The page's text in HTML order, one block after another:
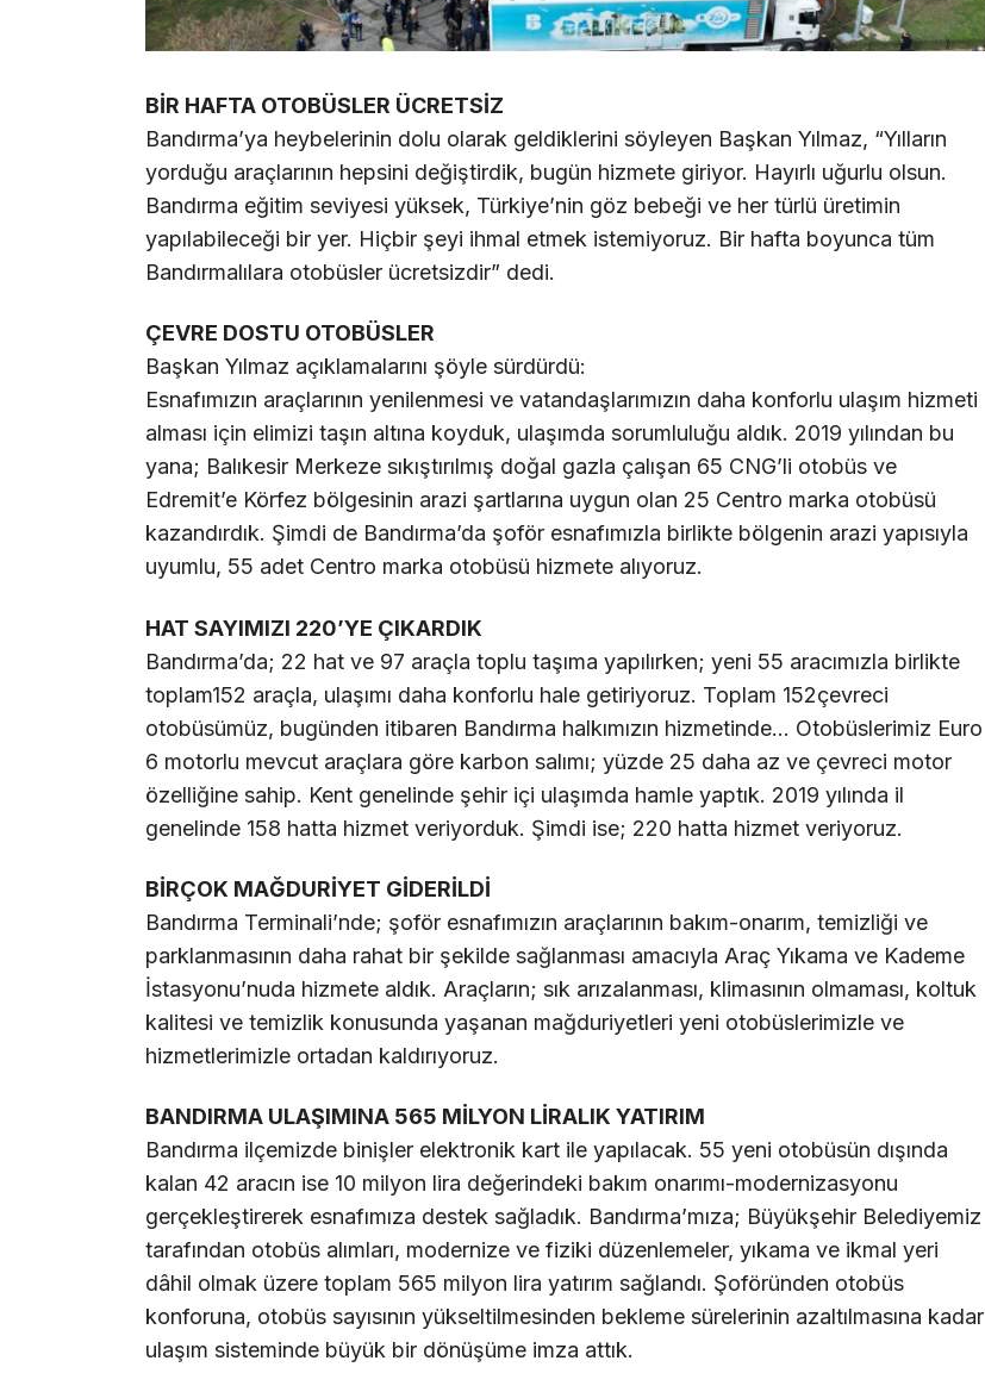
BİR HAFTA OTOBÜSLER ÜCRETSİZ
Bandırma’ya heybelerinin dolu olarak geldiklerini söyleyen Başkan Yılmaz, “Yılların
yorduğu araçlarının hepsini değiştirdik, bugün hizmete giriyor. Hayırlı uğurlu olsun.
Bandırma eğitim seviyesi yüksek, Türkiye’nin göz bebeği ve her türlü üretimin
yapılabileceği bir yer. Hiçbir şeyi ihmal etmek istemiyoruz. Bir hafta boyunca tüm
Bandırmalılara otobüsler ücretsizdir” dedi.
ÇEVRE DOSTU OTOBÜSLER
Başkan Yılmaz açıklamalarını şöyle sürdürdü:
Esnafımızın araçlarının yenilenmesi ve vatandaşlarımızın daha konforlu ulaşım hizmeti
alması için elimizi taşın altına koyduk, ulaşımda sorumluluğu aldık. 2019 yılından bu
yana; Balıkesir Merkeze sıkıştırılmış doğal gazla çalışan 65 CNG’li otobüs ve
Edremit’e Körfez bölgesinin arazi şartlarına uygun olan 25 Centro marka otobüsü
kazandırdık. Şimdi de Bandırma’da şoför esnafımızla birlikte bölgenin arazi yapısıyla
uyumlu, 55 adet Centro marka otobüsü hizmete alıyoruz.
HAT SAYIMIZI 220’YE ÇIKARDIK
Bandırma’da; 22 hat ve 97 araçla toplu taşıma yapılırken; yeni 55 aracımızla birlikte
toplam152 araçla, ulaşımı daha konforlu hale getiriyoruz. Toplam 152çevreci
otobüsümüz, bugünden itibaren Bandırma halkımızın hizmetinde… Otobüslerimiz Euro
6 motorlu mevcut araçlara göre karbon salımı; yüzde 25 daha az ve çevreci motor
özelliğine sahip. Kent genelinde şehir içi ulaşımda hamle yaptık. 2019 yılında il
genelinde 158 hatta hizmet veriyorduk. Şimdi ise; 220 hatta hizmet veriyoruz.
BİRÇOK MAĞDURİYET GİDERİLDİ
Bandırma Terminali’nde; şoför esnafımızın araçlarının bakım-onarım, temizliği ve
parklanmasının daha rahat bir şekilde sağlanması amacıyla Araç Yıkama ve Kademe
İstasyonu’nuda hizmete aldık. Araçların; sık arızalanması, klimasının olmaması, koltuk
kalitesi ve temizlik konusunda yaşanan mağduriyetleri yeni otobüslerimizle ve
hizmetlerimizle ortadan kaldırıyoruz.
BANDIRMA ULAŞIMINA 565 MİLYON LİRALIK YATIRIM
Bandırma ilçemizde binişler elektronik kart ile yapılacak. 55 yeni otobüsün dışında
kalan 42 aracın ise 10 milyon lira değerindeki bakım onarımı-modernizasyonu
gerçekleştirerek esnafımıza destek sağladık. Bandırma’mıza; Büyükşehir Belediyemiz
tarafından otobüs alımları, modernize ve fiziki düzenlemeler, yıkama ve ikmal yeri
dâhil olmak üzere toplam 565 milyon lira yatırım sağlandı. Şoföründen otobüs
konforuna, otobüs sayısının yükseltilmesinden bekleme sürelerinin azaltılmasına kadar
ulaşım sisteminde büyük bir dönüşüme imza attık.